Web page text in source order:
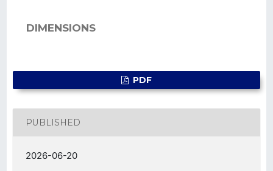
DIMENSIONS
PDF
PUBLISHED
2026-06-20